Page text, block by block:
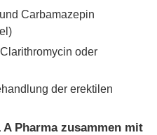
Carbamazepin
oder
der erektilen
Pharma zusammen mit